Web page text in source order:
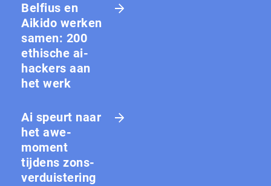
Belfius en
Aikido werken
samen: 200
ethische ai-
hackers aan
het werk
Ai speurt naar
het awe-
moment
tijdens zons­
ver­duis­te­ring